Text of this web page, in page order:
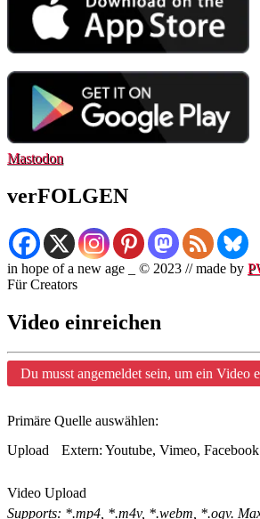
Mastodon
verFOLGEN
in hope of a new age _ © 2023 // made by
Für Creators
Video einreichen
Du musst angemeldet sein, um ein Video
Primäre Quelle auswählen:
Upload
Extern: Youtube, Vimeo, Facebook
Video Upload
Supports: *.mp4, *.m4v, *.webm, *.ogv.